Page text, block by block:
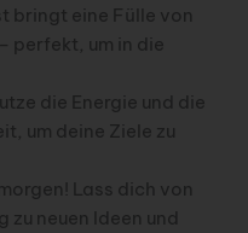
bringt eine Fülle von
perfekt, um in die
die Energie und die
um deine Ziele zu
Lass dich von
neuen Ideen und